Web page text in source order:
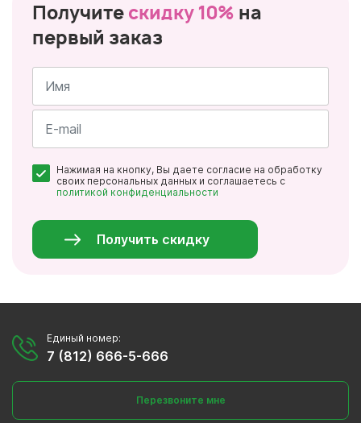
Получите скидку 10% на
первый заказ
Имя
*
Нажимая на кнопку, Вы даете согласие на обработку
своих персональных данных и соглашаетесь с
политикой конфиденциальности
Получить скидку
Единый номер:
7 (812) 666-5-666
Перезвоните мне